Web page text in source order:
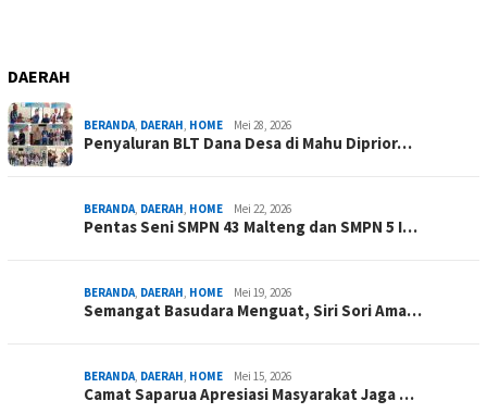
DAERAH
BERANDA, DAERAH, HOME Mei 28, 2026
Penyaluran BLT Dana Desa di Mahu Diprior…
BERANDA, DAERAH, HOME Mei 22, 2026
Pentas Seni SMPN 43 Malteng dan SMPN 5 I…
BERANDA, DAERAH, HOME Mei 19, 2026
Semangat Basudara Menguat, Siri Sori Ama…
BERANDA, DAERAH, HOME Mei 15, 2026
Camat Saparua Apresiasi Masyarakat Jaga …